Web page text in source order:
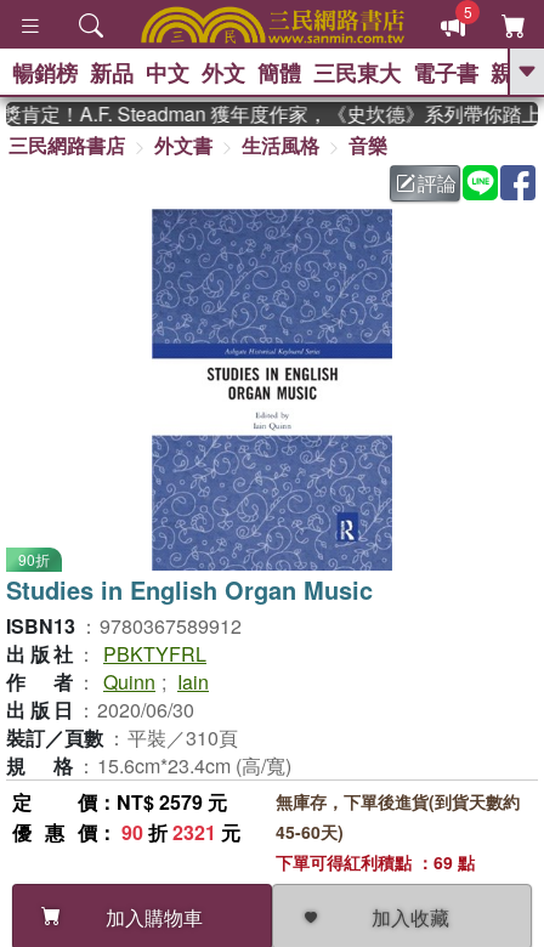
5
GO
熱搜： 東野圭吾 、
父親節 、 花開錦
方念華 、 台灣的
李登輝時代 、 數學女孩：黎曼猜想
、 偉大的迷走神經 、
群喵 、 臺灣漫遊錄
暢銷榜 新品 中文 外文 簡體 三民東大 電子書 親子
定！A.F. Steadman 獲年度作家，《史坎德》系列帶你踏上
三民網路書店
外文書 生活風格
音樂
評論
90折
Studies in English Organ Music
ISBN13 ： 9780367589912
出版社 ：
PBKTYFRL
作者 ： Quinn ; Iain
出版日 ： 2020/06/30
裝訂／頁數 ： 平裝／310頁
規格 ： 15.6cm*23.4cm (高/寬)
定價 ：NT$ 2579 元
優惠價 ： 90折2321 元
加入購物車 加入收藏
無庫存，下單後進貨(到貨天數約
45-60天)
下單可得紅利積點 ：69 點